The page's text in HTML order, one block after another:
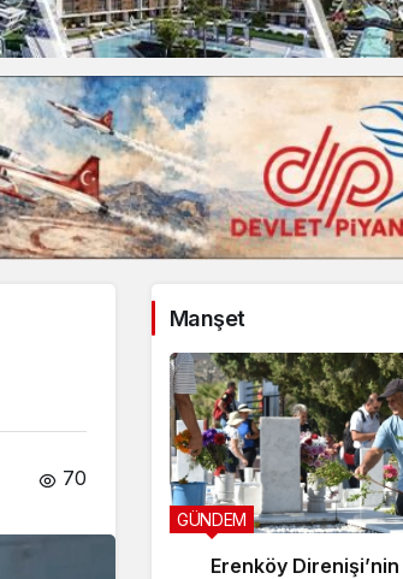
70
Manşet
GÜNDEM
Erenköy Direnişi’nin